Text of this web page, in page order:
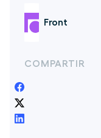
Front
COMPARTIR